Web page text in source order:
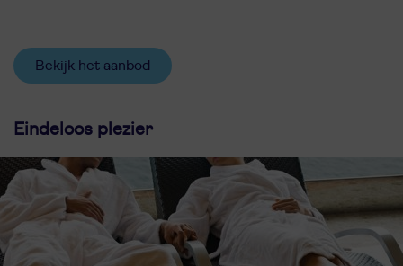
Bekijk het aanbod
Eindeloos plezier